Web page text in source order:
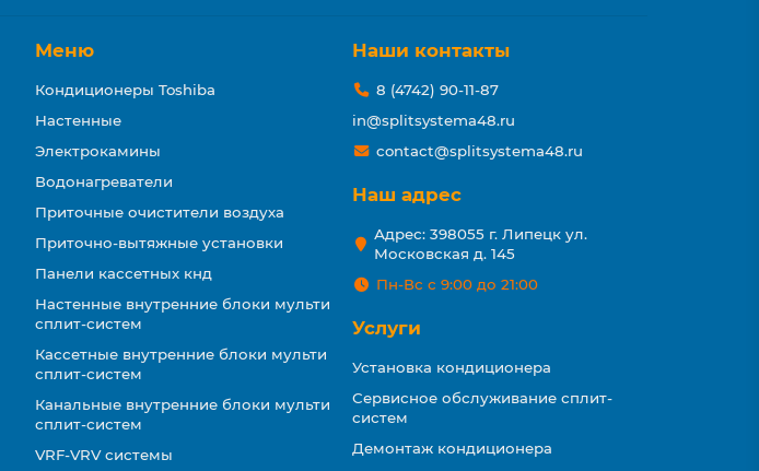
Меню
Кондиционеры Toshiba
Настенные
Электрокамины
Водонагреватели
Приточные очистители воздуха
Приточно-вытяжные установки
Панели кассетных кнд
Настенные внутренние блоки мульти
сплит-систем
Кассетные внутренние блоки мульти
сплит-систем
Канальные внутренние блоки мульти
сплит-систем
VRF-VRV системы
Наши контакты
8 (4742) 90-11-87
in@splitsystema48.ru
contact@splitsystema48.ru
Наш адрес
Адрес: 398055 г. Липецк ул.
Московская д. 145
Пн-Вс с 9:00 до 21:00
Услуги
Установка кондиционера
Сервисное обслуживание сплит-
систем
Демонтаж кондиционера